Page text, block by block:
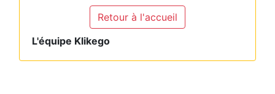
Retour à l'accueil
L'équipe Klikego